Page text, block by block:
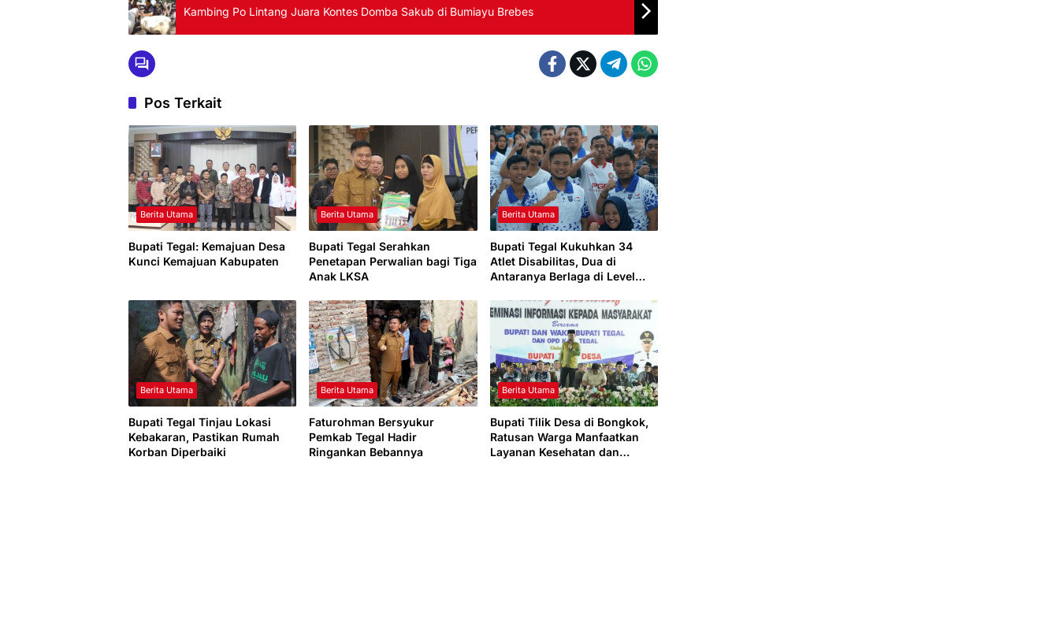
Kambing Po Lintang Juara Kontes Domba Sakub di Bumiayu Brebes
Pos Terkait
Berita Utama
Bupati Tegal: Kemajuan Desa
Kunci Kemajuan Kabupaten
Berita Utama
Bupati Tegal Serahkan
Penetapan Perwalian bagi Tiga
Anak LKSA
Berita Utama
Bupati Tegal Kukuhkan 34
Atlet Disabilitas, Dua di
Antaranya Berlaga di Level
Berita Utama
Bupati Tegal Tinjau Lokasi
Kebakaran, Pastikan Rumah
Korban Diperbaiki
Berita Utama
Faturohman Bersyukur
Pemkab Tegal Hadir
Ringankan Bebannya
Berita Utama
Bupati Tilik Desa di Bongkok,
Ratusan Warga Manfaatkan
Layanan Kesehatan dan